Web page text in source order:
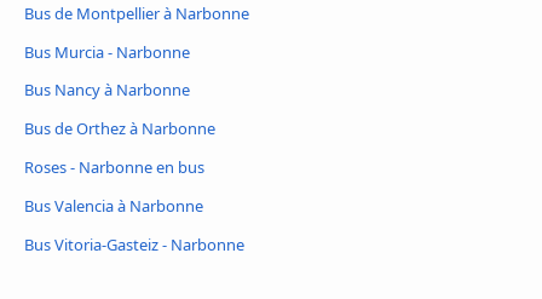
Bus de Montpellier à Narbonne
Bus Murcia - Narbonne
Bus Nancy à Narbonne
Bus de Orthez à Narbonne
Roses - Narbonne en bus
Bus Valencia à Narbonne
Bus Vitoria-Gasteiz - Narbonne